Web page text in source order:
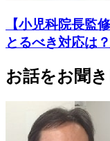
【小児科院長監
とるべき対応は？
お話をお聞